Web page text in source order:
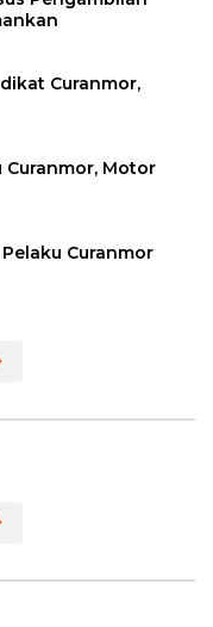
Curanmor,
Curanmor, Motor
Curanmor